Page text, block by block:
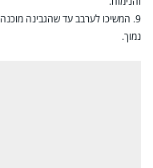
נמוך.